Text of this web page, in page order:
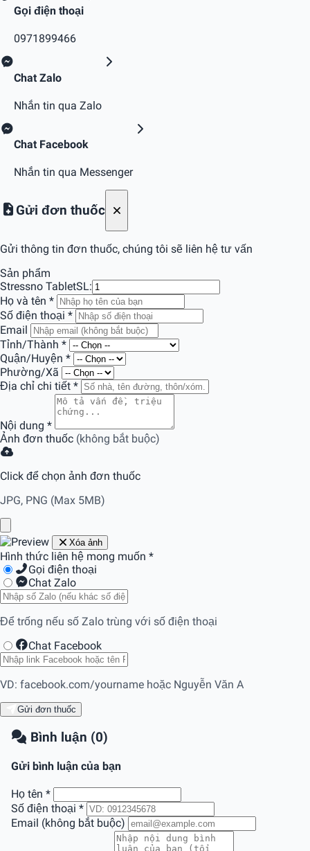
Gọi điện thoại
0971899466
Chat Zalo
Nhắn tin qua Zalo
Chat Facebook
Nhắn tin qua Messenger
Gửi đơn thuốc
Gửi thông tin đơn thuốc, chúng tôi sẽ liên hệ tư vấn
Sản phẩm
Stressno TabletSL:
Họ và tên *
Số điện thoại *
Email
Tỉnh/Thành *
Quận/Huyện *
Phường/Xã
Địa chỉ chi tiết *
Nội dung *
Ảnh đơn thuốc (không bắt buộc)
Click để chọn ảnh đơn thuốc
JPG, PNG (Max 5MB)
Xóa ảnh
Hình thức liên hệ mong muốn *
Gọi điện thoại
Chat Zalo
Để trống nếu số Zalo trùng với số điện thoại
Chat Facebook
VD: facebook.com/yourname hoặc Nguyễn Văn A
Gửi đơn thuốc
Bình luận (0)
Gửi bình luận của bạn
Họ tên *
Số điện thoại *
Email (không bắt buộc)